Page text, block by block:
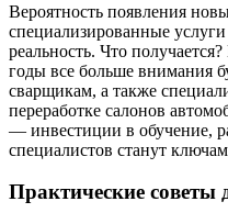
Вероятность появления
специализированные
реальность. Что
годы все больше внимания
сварщикам, а также
переработке салонов
— инвестиции в обучение,
специалистов станут
Практические советы